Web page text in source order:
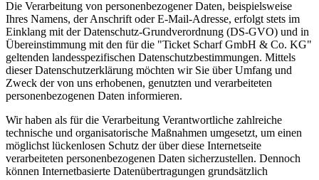
Die Verarbeitung von personenbezogener Daten, beispielsweise
Ihres Namens, der Anschrift oder E-Mail-Adresse, erfolgt stets im
Einklang mit der Datenschutz-Grundverordnung (DS-GVO) und in
Übereinstimmung mit den für die "Ticket Scharf GmbH & Co. KG"
geltenden landesspezifischen Datenschutzbestimmungen. Mittels
dieser Datenschutzerklärung möchten wir Sie über Umfang und
Zweck der von uns erhobenen, genutzten und verarbeiteten
personenbezogenen Daten informieren.
Wir haben als für die Verarbeitung Verantwortliche zahlreiche
technische und organisatorische Maßnahmen umgesetzt, um einen
möglichst lückenlosen Schutz der über diese Internetseite
verarbeiteten personenbezogenen Daten sicherzustellen. Dennoch
können Internetbasierte Datenübertragungen grundsätzlich